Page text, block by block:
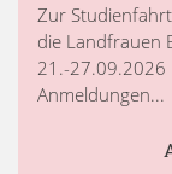
Zur
die Landfrauen
21.-27.09.2026
Anmeldungen...